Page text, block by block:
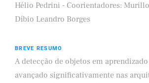
Hélio Pedrini - Coorientadores:
Díbio Leandro Borges
BREVE RESUMO
A detecção de objetos em
avançado significativamente nas